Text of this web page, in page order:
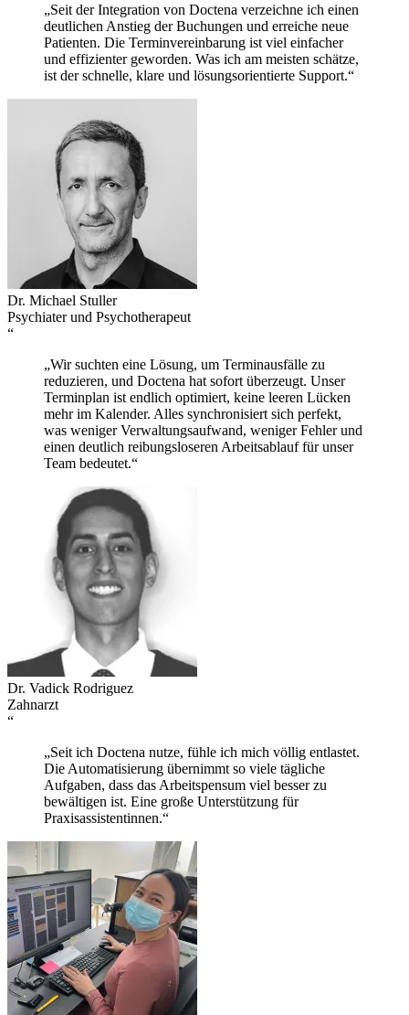
„Seit der Integration von Doctena verzeichne ich einen
deutlichen Anstieg der Buchungen und erreiche neue
Patienten. Die Terminvereinbarung ist viel einfacher
und effizienter geworden. Was ich am meisten schätze,
ist der schnelle, klare und lösungsorientierte Support.“
Dr. Michael Stuller
Psychiater und Psychotherapeut
“
„Wir suchten eine Lösung, um Terminausfälle zu
reduzieren, und Doctena hat sofort überzeugt. Unser
Terminplan ist endlich optimiert, keine leeren Lücken
mehr im Kalender. Alles synchronisiert sich perfekt,
was weniger Verwaltungsaufwand, weniger Fehler und
einen deutlich reibungsloseren Arbeitsablauf für unser
Team bedeutet.“
Dr. Vadick Rodriguez
Zahnarzt
“
„Seit ich Doctena nutze, fühle ich mich völlig entlastet.
Die Automatisierung übernimmt so viele tägliche
Aufgaben, dass das Arbeitspensum viel besser zu
bewältigen ist. Eine große Unterstützung für
Praxisassistentinnen.“